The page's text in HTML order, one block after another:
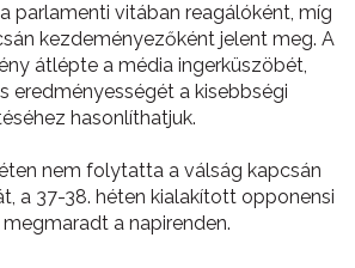
parlamenti vitában reagálóként, míg
kezdeményezőként jelent meg. A
átlépte a média ingerküszöbét,
eredményességét a kisebbségi
hasonlíthatjuk.
nem folytatta a válság kapcsán
a 37-38. héten kialakított opponensi
a napirenden.